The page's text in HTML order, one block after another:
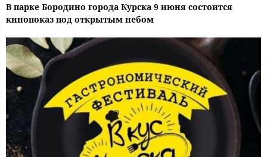
В парке Бородино города Курска 9 июня состоится
кинопоказ под открытым небом